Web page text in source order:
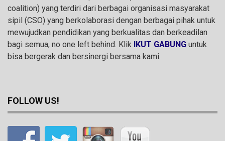
coalition) yang terdiri dari berbagai organisasi masyarakat
sipil (CSO) yang berkolaborasi dengan berbagai pihak untuk
mewujudkan pendidikan yang berkualitas dan berkeadilan
bagi semua, no one left behind. Klik IKUT GABUNG untuk
bisa bergerak dan bersinergi bersama kami.
FOLLOW US!